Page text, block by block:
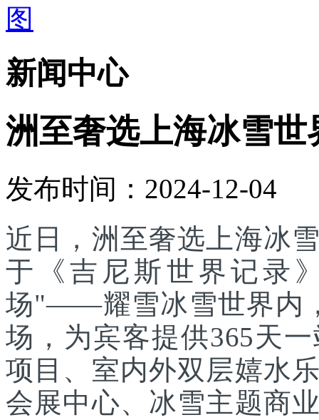
新闻中心
洲至奢选上海冰雪世
发布时间：2024-12-04
近日，洲至奢选上海冰
于《吉尼斯世界记录
场"——耀雪冰雪世界内
场，为宾客提供365天
项目、室内外双层嬉水
会展中心、冰雪主题商